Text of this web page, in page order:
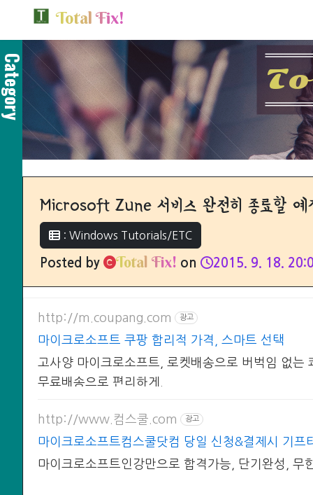
Total Fix!
To
Category
Microsoft Zune 서비스 완전히 종료할 예
: Windows Tutorials/ETC
Posted by Total Fix! on 2015. 9. 18.
http://m.coupang.com 광고
마이크로소프트 쿠팡 합리적 가격, 스마트 선택
고사양 마이크로소프트, 로켓배송으로 버벅임 없
무료배송으로 편리하게.
http://www.컴스쿨.com 광고
마이크로소프트컴스쿨닷컴 당일 신청&결제시 기프
마이크로소프트인강만으로 합격가능, 단기완성, 무